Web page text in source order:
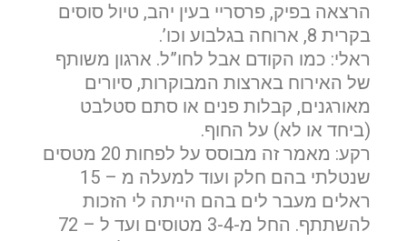
הרצאה בפיק, פרסריי בעין יהב, טיול סוסים
בקרית 8, ארוחה בגלבוע וכו’.
ראלי: כמו הקודם אבל לחו”ל. ארגון משותף
של האירוח בארצות המבוקרות, סיורים
מאורגנים, קבלות פנים או סתם סטלבט
(ביחד או לא) על החוף.
רקע: מאמר זה מבוסס על לפחות 20 מטסים
שנטלתי בהם חלק ועוד למעלה מ – 15
ראלים מעבר לים בהם הייתה לי הזכות
להשתתף. החל מ-3-4 מטוסים ועד ל – 72